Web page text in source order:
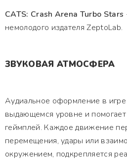
CATS: Crash Arena Turbo Stars
немолодого издателя ZeptoLab.
ЗВУКОВАЯ АТМОСФЕРА
Аудиальное оформление в
выдающемся уровне и
геймплей. Каждое движение
перемещения, удары или
окружением, подкрепляется